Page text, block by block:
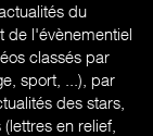
du
de l'évènementiel
classés par
sport, ...), par
des stars,
(lettres en relief,